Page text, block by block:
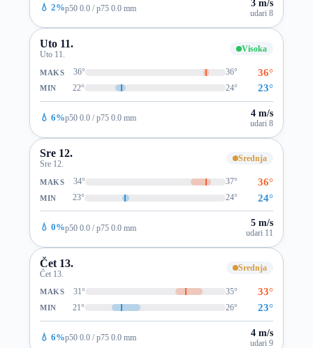
💧 2%p50 0.0 / p75 0.0 mm 3 m/s
udari 8
Uto 11.
Uto 11.
Visoka
MAKS 36° 36° 36°
MIN 22° 24° 23°
💧 6%p50 0.0 / p75 0.0 mm 4 m/s
udari 8
Sre 12.
Sre 12.
Srednja
MAKS 34° 37° 36°
MIN 23° 24° 24°
💧 0%p50 0.0 / p75 0.0 mm 5 m/s
udari 11
Čet 13.
Čet 13.
Srednja
MAKS 31° 35° 33°
MIN 21° 26° 23°
💧 6%p50 0.0 / p75 0.0 mm 4 m/s
udari 9